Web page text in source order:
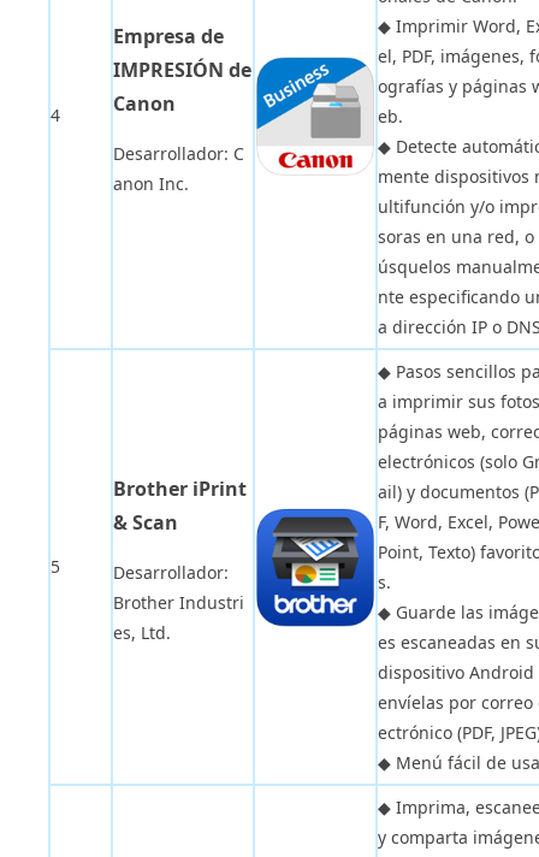
4
Empresa de
IMPRESIÓN de
Canon
Desarrollador: C
anon Inc.
◆ Imprimir Word,
el, PDF, imágenes,
ografías y páginas
eb.
◆ Detecte
mente dispositivos
ultifunción y/o
soras en una red, o
úsquelos
nte especificando
a dirección IP o
5
Brother iPrint
& Scan
Desarrollador:
Brother Industri
es, Ltd.
◆ Pasos sencillos
a imprimir sus
páginas web,
electrónicos (solo
ail) y documentos
F, Word, Excel,
Point, Texto)
s.
◆ Guarde las
es escaneadas en
dispositivo Android
envíelas por correo
ectrónico (PDF,
◆ Menú fácil de
◆ Imprima,
y comparta